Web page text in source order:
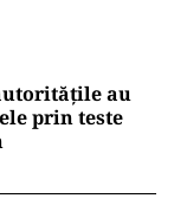
au
prin teste